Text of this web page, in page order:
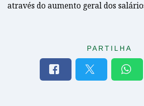
através do aumento geral dos
PARTILHA